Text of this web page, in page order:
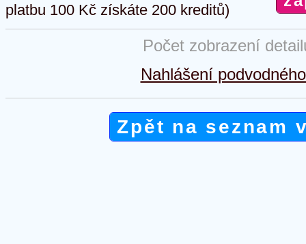
platbu 100 Kč získáte 200 kreditů)
Počet zobrazení
Nahlášení
Zpět na seznam